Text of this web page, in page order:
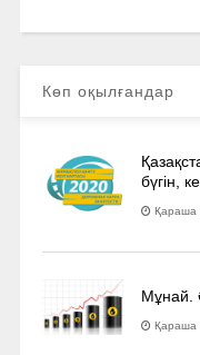
Көп оқылғандар
бүгін,
Қараша
Мұнай.
Қараша